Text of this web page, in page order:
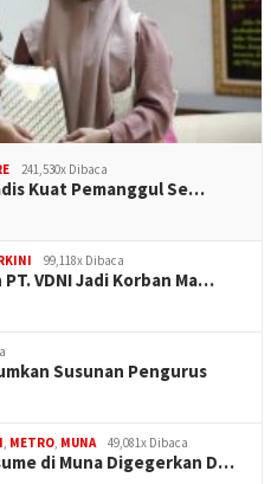
241,530x Dibaca
Kuat Pemanggul Se…
99,118x Dibaca
VDNI Jadi Korban Ma…
Susunan Pengurus
METRO MUNA 49,081x Dibaca
di Muna Digegerkan D…